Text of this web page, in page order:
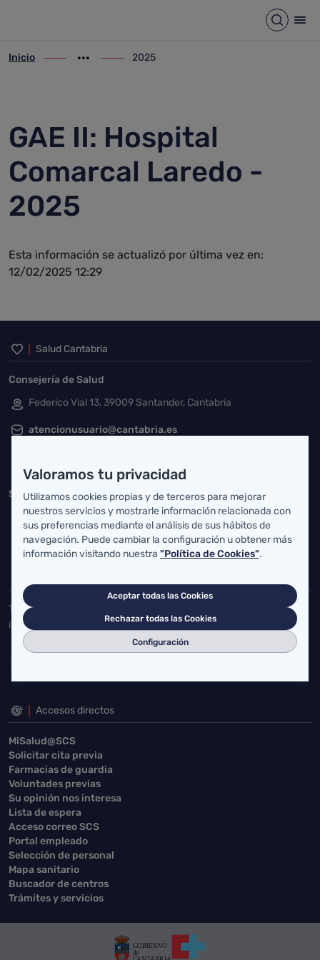
Abrir
ir-a inicio
Inicio
Mostrar opciones del camino de migas
ir-a 2025
2025
GAE II: Hospital
Comarcal Laredo -
2025
Esta información se actualizó por última vez en:
12/02/2025 12:29
Inicio del pie de página
Salud Cantabria
Consejería de Salud
Federico Vial 13, 39009 Santander, Cantabria
atencionusuario@cantabria.es
Servicio Cántabro de Salud
Cardenal Herrera Oria, S/N 39011 Santander, Cantabria
buzgen.dg@scsalud.es
Toda la actualidad de Salud Cantabria en las redes sociales.
¡Síguenos!
Accesos directos
MiSalud@SCS
Solicitar cita previa
Farmacias de guardia
Voluntades previas
Su opinión nos interesa
Lista de espera
Acceso correo SCS
Portal empleado
Selección de personal
Mapa sanitario
Buscador de centros
Trámites y servicios
Valoramos tu privacidad
Utilizamos cookies propias y de terceros para mejorar
nuestros servicios y mostrarle información relacionada con
sus preferencias mediante el análisis de sus hábitos de
navegación. Puede cambiar la configuración u obtener más
información visitando nuestra "Política de Cookies".
Aceptar todas las Cookies
Rechazar todas las Cookies
Configuración